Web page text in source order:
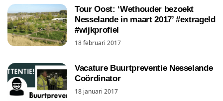
Tour Oost: ‘Wethouder bezoekt
Nesselande in maart 2017’ #extrageld
#wijkprofiel
18 februari 2017
Vacature Buurtpreventie Nesselande
Coördinator
18 januari 2017